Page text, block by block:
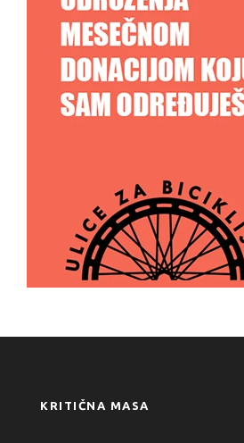
KRITIČNA MASA